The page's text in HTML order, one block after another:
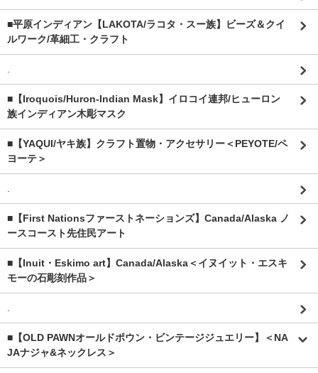
■平原インディアン【LAKOTA/ラコタ・スー族】ビーズ＆クイ
ルワーク/革細工・クラフト
■【Iroquois/Huron-Indian Mask】イロコイ連邦/ヒューロン
族インディアン木彫マスク
■【YAQUI/ヤキ族】クラフト置物・アクセサリー＜PEYOTE/ペ
ヨーテ＞
■【First Nationsファーストネーションズ】Canada/Alaska ノ
ースコースト先住民アート
■【Inuit・Eskimo art】Canada/Alaska＜イヌイット・エスキ
モーの石彫刻作品＞
■【OLD PAWNオールドポウン・ビンテージジュエリー】＜NA
JAナジャ&ネックレス＞